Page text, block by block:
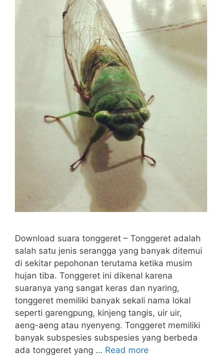
Download suara tonggeret – Tonggeret adalah
salah satu jenis serangga yang banyak ditemui
di sekitar pepohonan terutama ketika musim
hujan tiba. Tonggeret ini dikenal karena
suaranya yang sangat keras dan nyaring,
tonggeret memiliki banyak sekali nama lokal
seperti garengpung, kinjeng tangis, uir uir,
aeng-aeng atau nyenyeng. Tonggeret memiliki
banyak subspesies subspesies yang berbeda
ada tonggeret yang … Read more